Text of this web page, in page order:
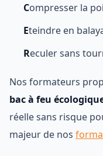
Compresser la
Eteindre en
Reculer sans
Nos formateurs
bac à feu
réelle sans risque
majeur de nos